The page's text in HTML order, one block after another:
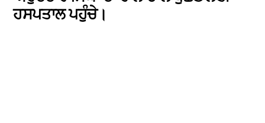
ਹਸਪਤਾਲ ਪਹੁੰਚੇ।